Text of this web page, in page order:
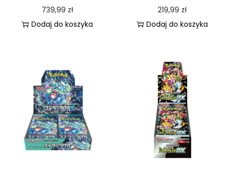
739,99 zł
Dodaj do koszyka
219,99 zł
Dodaj do koszyka